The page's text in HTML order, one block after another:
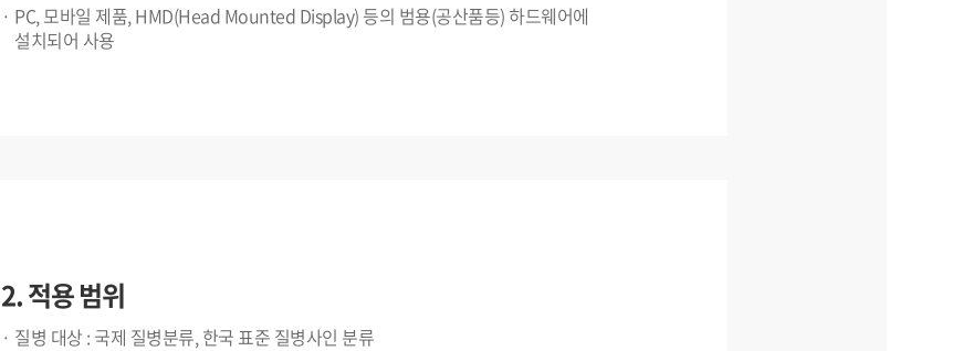
PC, 모바일 제품, HMD(Head Mounted Display) 등의 범용(공산품등) 하드웨어에
설치되어 사용
2. 적용 범위
질병 대상 : 국제 질병분류, 한국 표준 질병사인 분류